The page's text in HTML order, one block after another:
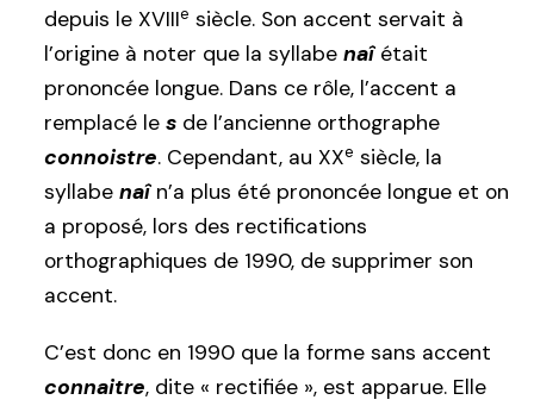
depuis le XVIIIe siècle. Son accent servait à
l’origine à noter que la syllabe naîétait
prononcée longue. Dans ce rôle, l’accent a
remplacé le s de l’ancienne orthographe
connoistre. Cependant, au XXe siècle, la
syllabe naîn’a plus été prononcée longue et on
a proposé, lors des rectifications
orthographiques de 1990, de supprimer son
accent.
C’est donc en 1990 que la forme sans accent
connaitre, dite « rectifiée », est apparue. Elle